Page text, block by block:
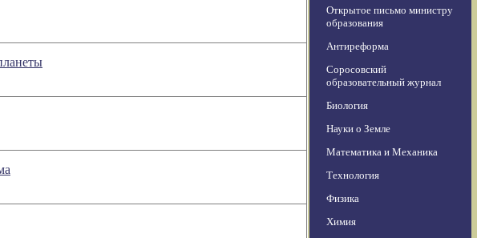
Открытое письмо министру
образования
Антиреформа
Соросовский
образовательный журнал
Биология
Науки о Земле
Математика и Механика
Технология
Физика
Химия